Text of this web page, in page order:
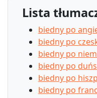
Lista
biedny po
biedny po
biedny po
biedny po
biedny po
biedny po